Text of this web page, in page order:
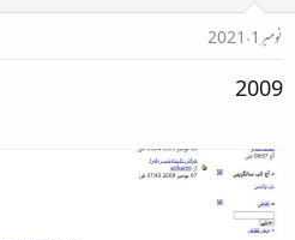
نومبر 1، 2021
2009